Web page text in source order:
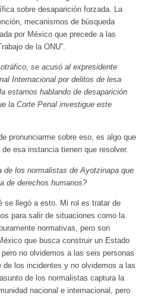
sobre desaparición forzada. La
mecanismos de búsqueda
por México que precede a las
de la ONU”.
se acusó al expresidente
Internacional por delitos de lesa
estamos hablando de desaparición
la Corte Penal investigue este
pronunciarme sobre eso, es algo que
esa instancia tienen que resolver.
de los normalistas de Ayotzinapa que
de derechos humanos?
se llegó a esto. Mi rol es tratar de
para salir de situaciones como la
normativas, pero son
que busca construir un Estado
no olvidemos a las seis personas
los incidentes y no olvidemos a las
de los normalistas captura la
nacional e internacional, pero